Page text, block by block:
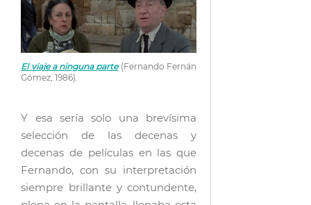
El viaje a ninguna parte(Fernando Fernán
Gómez, 1986).
Y esa sería solo una brevísima
selección de las decenas y
decenas de películas en las que
Fernando, con su interpretación
siempre brillante y contundente,